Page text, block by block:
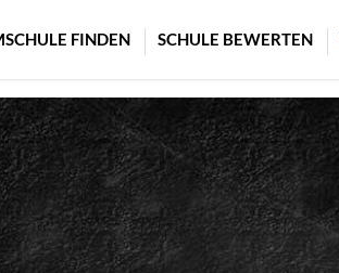
FINDEN SCHULE BEWERTEN